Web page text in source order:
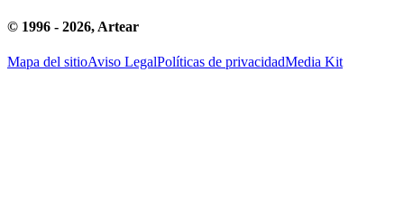
© 1996 - 2026, Artear
Mapa del sitioAviso LegalPolíticas de privacidadMedia Kit